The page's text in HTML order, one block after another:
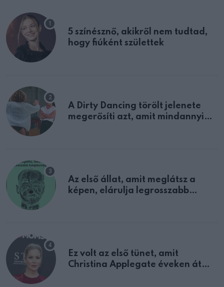
5 színésznő, akikről nem tudtad,
hogy fiúként születtek
A Dirty Dancing törölt jelenete
megerősíti azt, amit mindannyian
Az első állat, amit meglátsz a
képen, elárulja legrosszabb
Ez volt az első tünet, amit
Christina Applegate éveken át